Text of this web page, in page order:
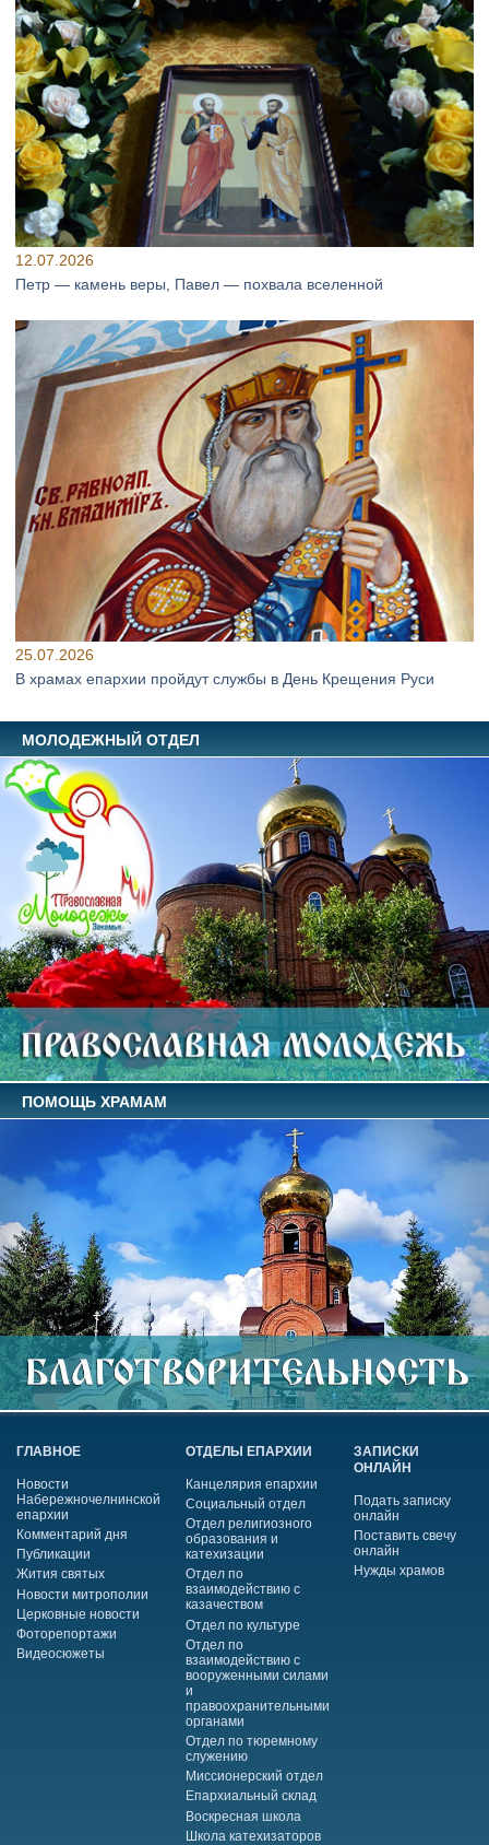
12.07.2026
Петр — камень веры, Павел — похвала вселенной
25.07.2026
В храмах епархии пройдут службы в День Крещения Руси
МОЛОДЕЖНЫЙ ОТДЕЛ
ПОМОЩЬ ХРАМАМ
ГЛАВНОЕ
Новости
Набережночелнинской
епархии
Комментарий дня
Публикации
Жития святых
Новости митрополии
Церковные новости
Фоторепортажи
Видеосюжеты
ОТДЕЛЫ ЕПАРХИИ
Канцелярия епархии
Социальный отдел
Отдел религиозного
образования и
катехизации
Отдел по
взаимодействию с
казачеством
Отдел по культуре
Отдел по
взаимодействию с
вооруженными силами
и
правоохранительными
органами
Отдел по тюремному
служению
Миссионерский отдел
Епархиальный склад
Воскресная школа
Школа катехизаторов
ЗАПИСКИ
ОНЛАЙН
Подать записку
онлайн
Поставить свечу
онлайн
Нужды храмов